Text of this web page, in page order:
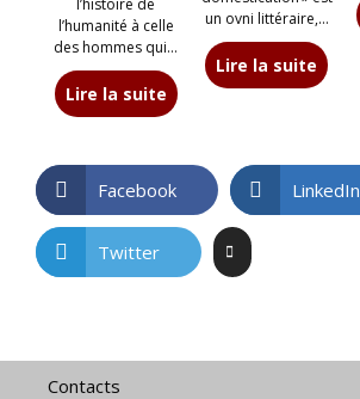
l’histoire de
l’humanité à celle
des hommes qui…
Lire la suite
un ovni littéraire,…
Lire la suite
Facebook LinkedIn
Twitter
Contacts